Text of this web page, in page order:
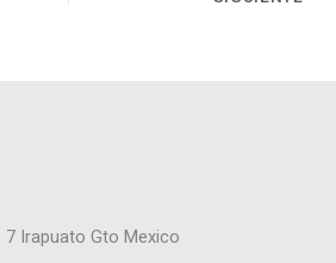
Irapuato Gto Mexico